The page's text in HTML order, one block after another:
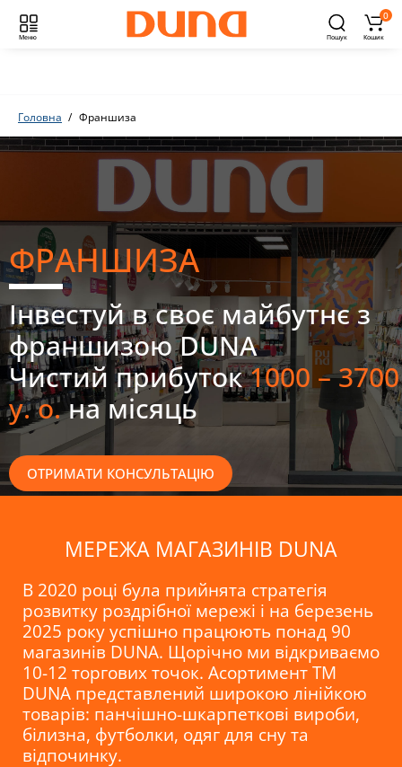
Меню Пошук
0
Кошик
Головна Франшиза
ФРАНШИЗА
Інвестуй в своє майбутнє з
франшизою DUNA
Чистий прибуток1000 – 3700
у. о.на місяць
ОТРИМАТИ КОНСУЛЬТАЦІЮ
МЕРЕЖА МАГАЗИНІВ DUNA
В 2020 році була прийнята стратегія
розвитку роздрібної мережі і на березень
2025 року успішно працюють понад 90
магазинів DUNA. Щорічно ми відкриваємо
10-12 торгових точок. Асортимент TM
DUNA представлений широкою лінійкою
товарів: панчішно-шкарпеткові вироби,
білизна, футболки, одяг для сну та
відпочинку.